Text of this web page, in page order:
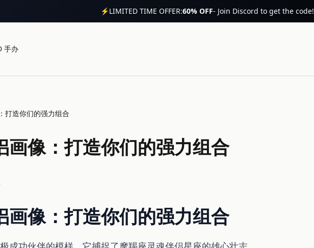
⚡LIMITED TIME OFFER:60% OFF- Join Discord to get the code!
手办
打造你们的强力组合
画像：打造你们的强力组合
画像：打造你们的强力组合